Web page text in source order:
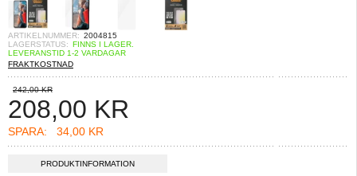
ARTIKELNUMMER: 2004815
LAGERSTATUS: FINNS I LAGER.
LEVERANSTID 1-2 VARDAGAR
FRAKTKOSTNAD
242,00 KR
208,00 KR
SPARA: 34,00 KR
PRODUKTINFORMATION